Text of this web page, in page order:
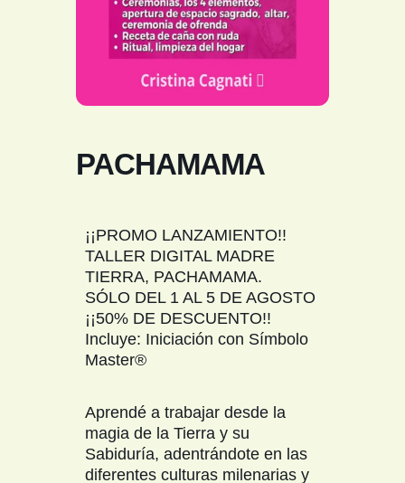
PACHAMAMA
¡¡PROMO LANZAMIENTO!!
TALLER DIGITAL MADRE
TIERRA, PACHAMAMA.
SÓLO DEL 1 AL 5 DE AGOSTO
¡¡50% DE DESCUENTO!!
Incluye: Iniciación con Símbolo
Master®
Aprendé a trabajar desde la
magia de la Tierra y su
Sabiduría, adentrándote en las
diferentes culturas milenarias y